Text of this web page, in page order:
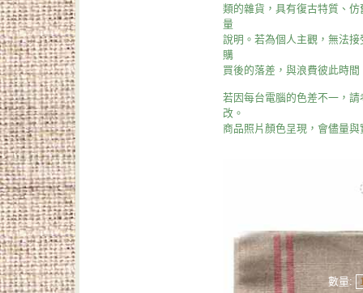
類的雜貨，具有復古特質、
量
說明。若為個人主觀，無法
購
買後的落差，與浪費彼此時
若因每台電腦的色差不一，
改。
商品照片顏色呈現，會儘量
數量: